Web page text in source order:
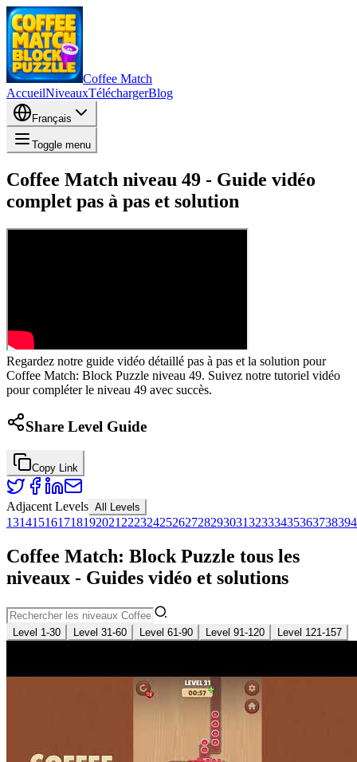
Coffee Match
AccueilNiveauxTéléchargerBlog
Français
Toggle menu
Coffee Match niveau 49 - Guide vidéo
complet pas à pas et solution
Regardez notre guide vidéo détaillé pas à pas et la solution pour
Coffee Match: Block Puzzle niveau 49. Suivez notre tutoriel vidéo
pour compléter le niveau 49 avec succès.
Share Level Guide
Copy Link
Adjacent Levels All Levels
131415161718192021 222324252627282930313233343536373839
Coffee Match: Block Puzzle tous les
niveaux - Guides vidéo et solutions
Level 1-30 Level 31-60 Level 61-90 Level 91-120 Level 121-157